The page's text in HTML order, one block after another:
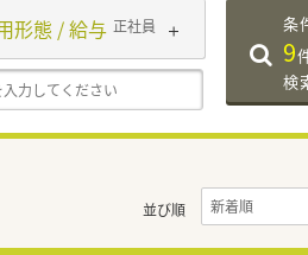
形態 / 給与 正社員 条
9
検
並び順